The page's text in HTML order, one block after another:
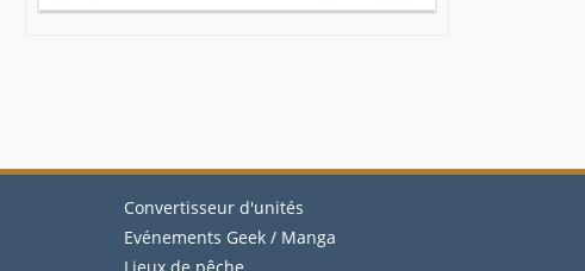
Convertisseur d'unités
Evénements Geek / Manga